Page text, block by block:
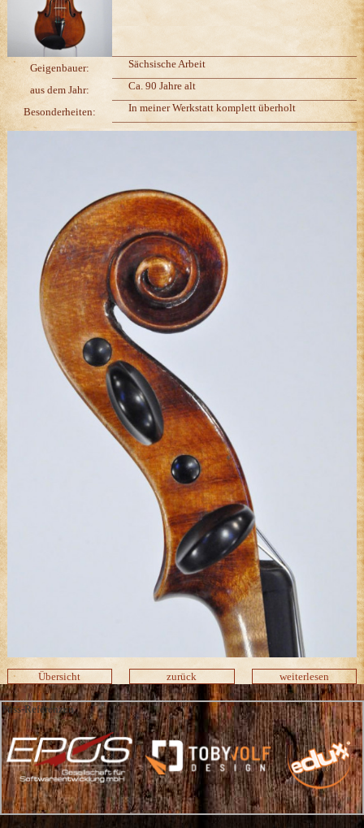
Geigenbauer: Sächsische Arbeit
aus dem Jahr: Ca. 90 Jahre alt
Besonderheiten: In meiner Werkstatt komplett überholt
Übersicht zurück weiterlesen
Fuss-Referenzen